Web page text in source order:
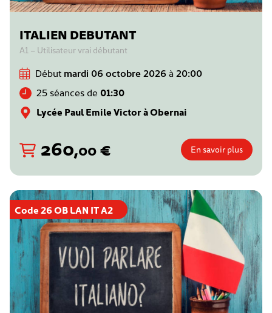
ITALIEN DEBUTANT
A1 – Utilisateur vrai débutant
Début mardi 06 octobre 2026 à 20:00
25 séances de 01:30
Lycée Paul Emile Victor à Obernai
260,00€ En savoir plus
Code 26 OB LAN IT A2